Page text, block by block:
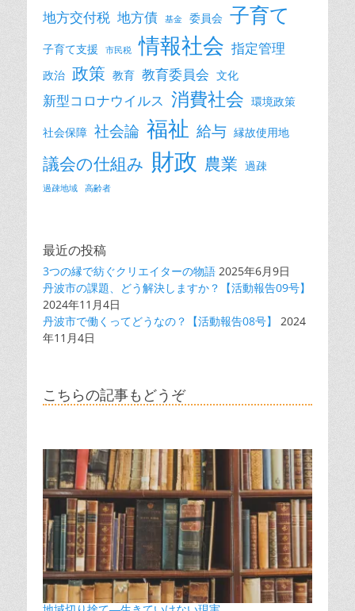
地方交付税 地方債 基金 委員会 子育て
子育て支援 市民税 情報社会 指定管理
政治 政策 教育 教育委員会 文化
新型コロナウイルス 消費社会 環境政策
社会保障 社会論 福祉 給与 縁故使用地
議会の仕組み 財政 農業 過疎
過疎地域 高齢者
最近の投稿
3つの縁で紡ぐクリエイターの物語 2025年6月9日
丹波市の課題、どう解決しますか？【活動報告09号】
2024年11月4日
丹波市で働くってどうなの？【活動報告08号】
2024
年11月4日
こちらの記事もどうぞ